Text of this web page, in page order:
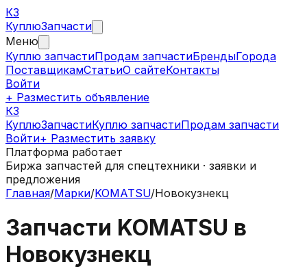
КЗ
КуплюЗапчасти
Меню
Куплю запчастиПродам запчастиБрендыГорода
ПоставщикамСтатьиО сайтеКонтакты
Войти
+ Разместить объявление
КЗ
КуплюЗапчастиКуплю запчастиПродам запчасти
Войти+ Разместить заявку
Платформа работает
Биржа запчастей для спецтехники · заявки и
предложения
Главная/Марки/KOMATSU/Новокузнекц
Запчасти KOMATSU в
Новокузнекц